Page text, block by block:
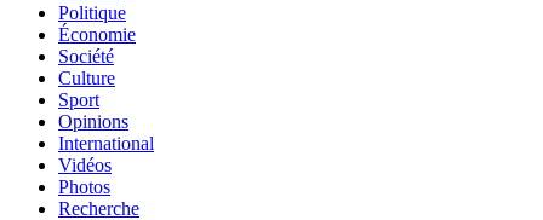
Politique
Économie
Société
Culture
Sport
Opinions
International
Vidéos
Photos
Recherche